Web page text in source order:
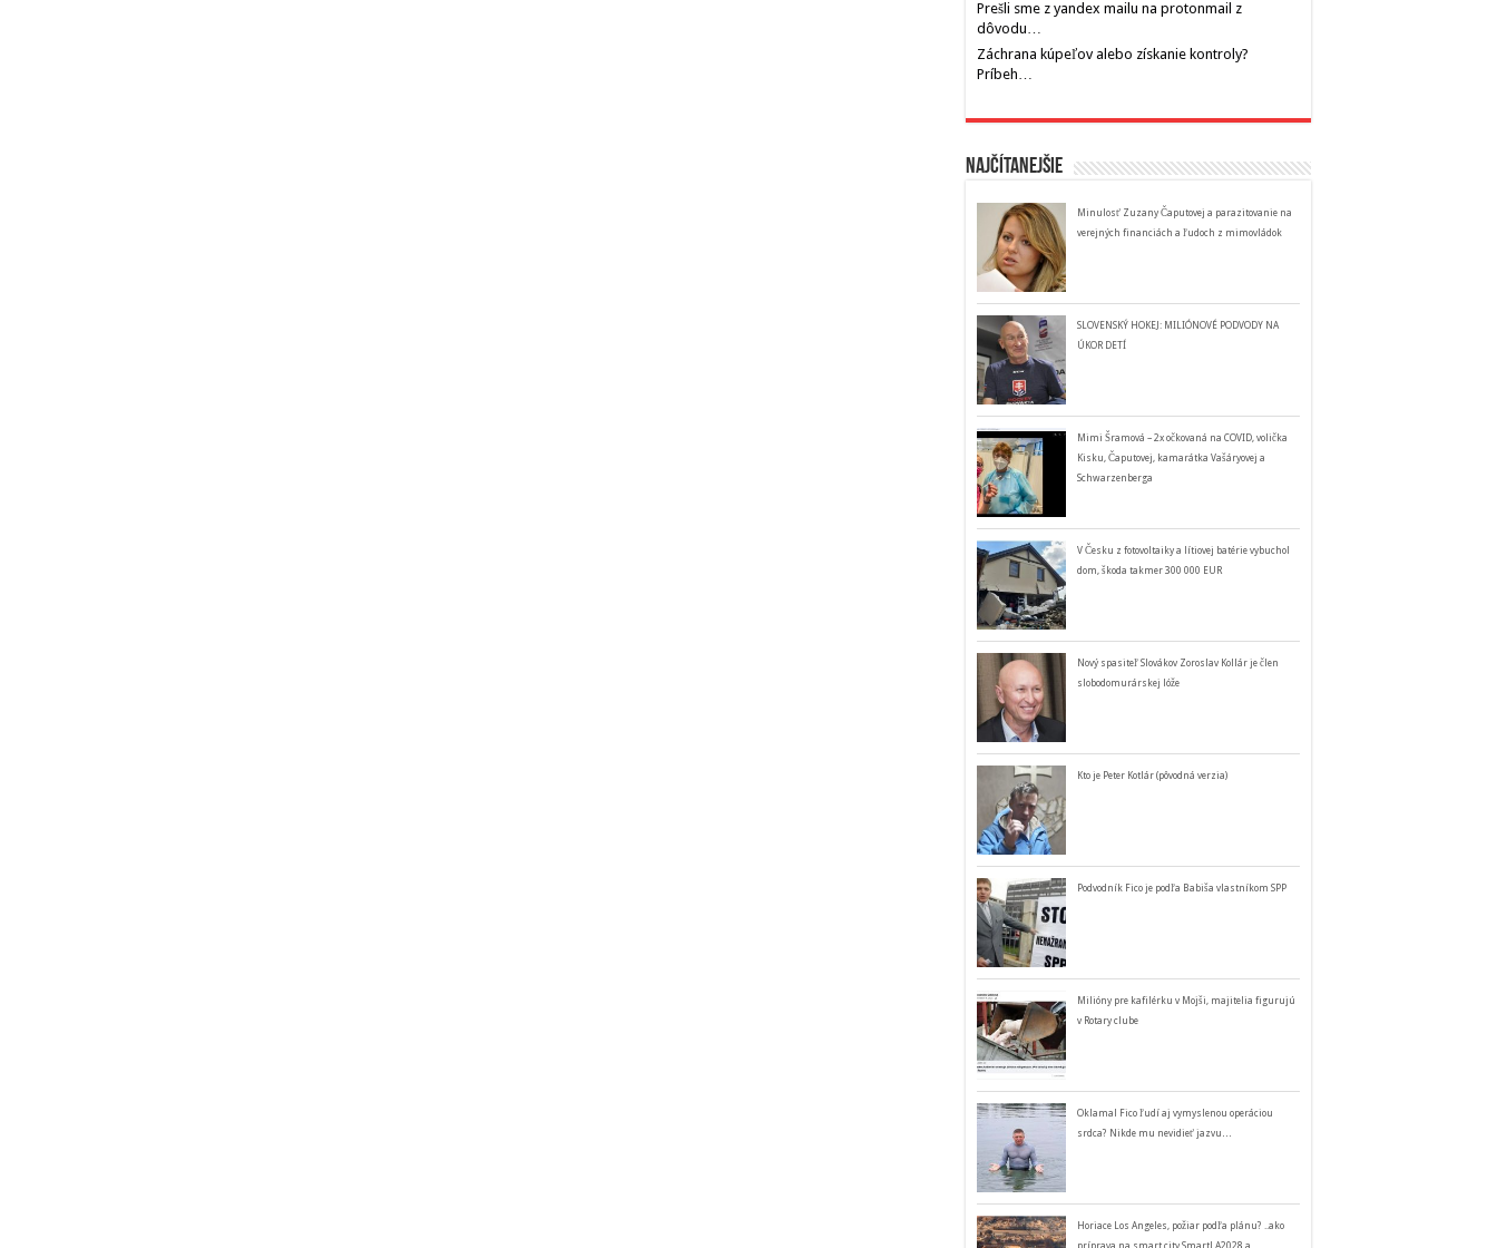
Prešli sme z yandex mailu na protonmail z
dôvodu…
Záchrana kúpeľov alebo získanie kontroly?
Príbeh…
Najčítanejšie
Minulosť Zuzany Čaputovej a parazitovanie na
verejných financiách a ľudoch z mimovládok
SLOVENSKÝ HOKEJ: MILIÓNOVÉ PODVODY NA
ÚKOR DETÍ
Mimi Šramová – 2x očkovaná na COVID, volička
Kisku, Čaputovej, kamarátka Vašáryovej a
Schwarzenberga
V Česku z fotovoltaiky a lítiovej batérie vybuchol
dom, škoda takmer 300 000 EUR
Nový spasiteľ Slovákov Zoroslav Kollár je člen
slobodomurárskej lóže
Kto je Peter Kotlár (pôvodná verzia)
Podvodník Fico je podľa Babiša vlastníkom SPP
Milióny pre kafilérku v Mojši, majitelia figurujú
v Rotary clube
Oklamal Fico ľudí aj vymyslenou operáciou
srdca? Nikde mu nevidieť jazvu…
Horiace Los Angeles, požiar podľa plánu? ..ako